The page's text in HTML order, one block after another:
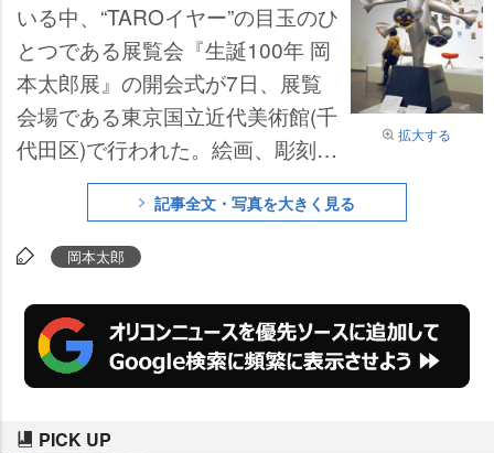
拡大する
いる中、“TAROイヤー”の目玉のひ
とつである展覧会『生誕100年 岡
本太郎展』の開会式が7日、展覧
会場である東京国立近代美術館(千
代田区)で行われた。絵画、彫刻、
写真、パブリックアート、書籍な
ど岡本太郎の足跡を辿る同展覧会
は3月8日～5月8日に開催される。
記事全文・写真を大きく見る
岡本太郎
PICK UP